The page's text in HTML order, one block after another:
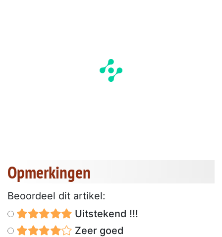
Opmerkingen
Beoordeel dit artikel:
Uitstekend !!!
Zeer goed